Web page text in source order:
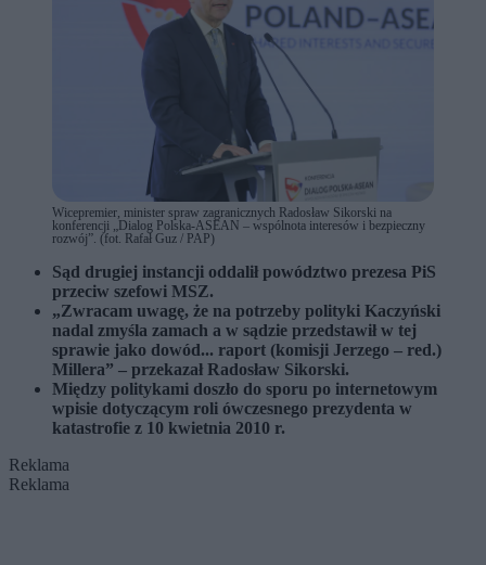
Wicepremier, minister spraw zagranicznych Radosław Sikorski na
konferencji „Dialog Polska-ASEAN – wspólnota interesów i bezpieczny
rozwój”. (fot. Rafał Guz / PAP)
Sąd drugiej instancji oddalił powództwo prezesa PiS
przeciw szefowi MSZ.
„Zwracam uwagę, że na potrzeby polityki Kaczyński
nadal zmyśla zamach a w sądzie przedstawił w tej
sprawie jako dowód... raport (komisji Jerzego – red.)
Millera” – przekazał Radosław Sikorski.
Między politykami doszło do sporu po internetowym
wpisie dotyczącym roli ówczesnego prezydenta w
katastrofie z 10 kwietnia 2010 r.
Reklama
Reklama